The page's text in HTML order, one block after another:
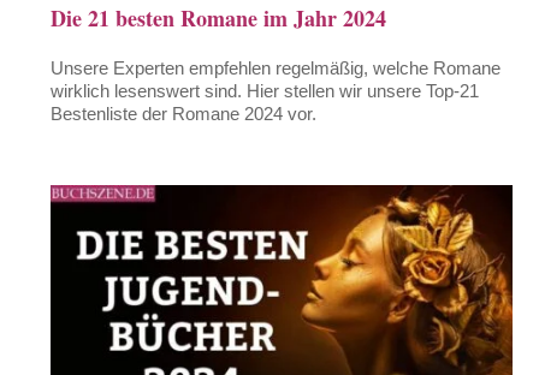
Die 21 besten Romane im Jahr 2024
Unsere Experten empfehlen regelmäßig, welche Romane
wirklich lesenswert sind. Hier stellen wir unsere Top-21
Bestenliste der Romane 2024 vor.